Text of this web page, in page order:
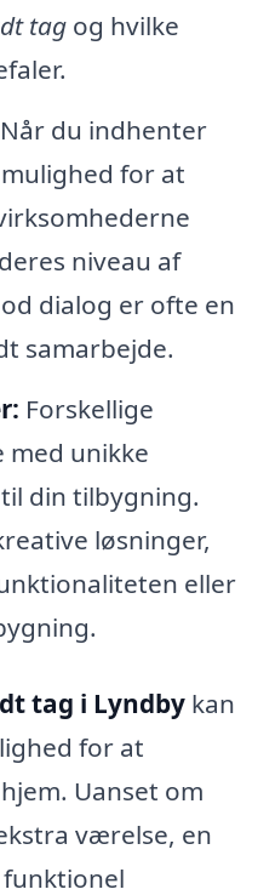
tagog hvilke
Når du indhenter
for at
niveau af
dialog er ofte en
samarbejde.
Forskellige
med unikke
din tilbygning.
løsninger,
eller
tag i Lyndby kan
for at
Uanset om
værelse, en